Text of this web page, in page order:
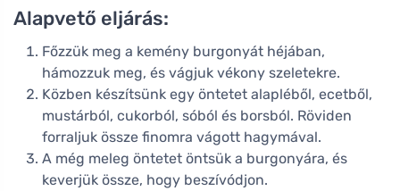
Alapvető eljárás:
Főzzük meg a kemény burgonyát héjában,
hámozzuk meg, és vágjuk vékony szeletekre.
Közben készítsünk egy öntetet alapléből, ecetből,
mustárból, cukorból, sóból és borsból. Röviden
forraljuk össze finomra vágott hagymával.
A még meleg öntetet öntsük a burgonyára, és
keverjük össze, hogy beszívódjon.